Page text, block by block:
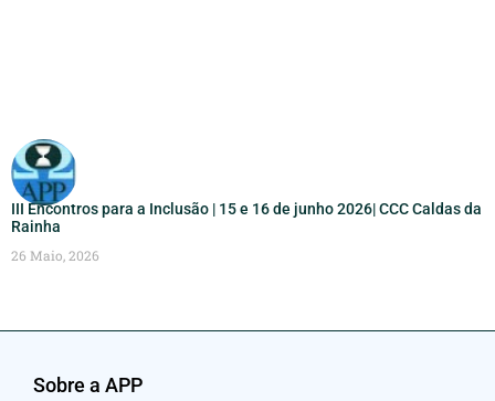
III Encontros para a Inclusão | 15 e 16 de junho 2026| CCC Caldas da
Rainha
26 Maio, 2026
Sobre a APP